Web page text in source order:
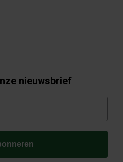
nieuwsbrief